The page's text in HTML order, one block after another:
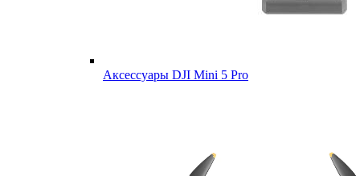
Аксессуары DJI Mini 5 Pro